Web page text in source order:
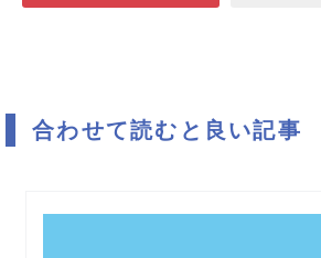
合わせて読むと良い記事